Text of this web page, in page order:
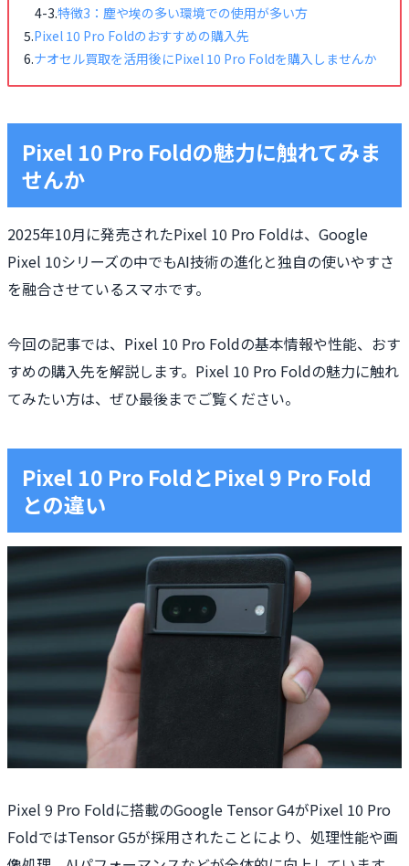
特徴3：塵や埃の多い環境での使用が多い方
Pixel 10 Pro Foldのおすすめの購入先
ナオセル買取を活用後にPixel 10 Pro Foldを購入しませんか
Pixel 10 Pro Foldの魅力に触れてみま
せんか
2025年10月に発売されたPixel 10 Pro Foldは、Google
Pixel 10シリーズの中でもAI技術の進化と独自の使いやすさ
を融合させているスマホです。
今回の記事では、Pixel 10 Pro Foldの基本情報や性能、おす
すめの購入先を解説します。Pixel 10 Pro Foldの魅力に触れ
てみたい方は、ぜひ最後までご覧ください。
Pixel 10 Pro FoldとPixel 9 Pro Fold
との違い
Pixel 9 Pro Foldに搭載のGoogle Tensor G4がPixel 10 Pro
FoldではTensor G5が採用されたことにより、処理性能や画